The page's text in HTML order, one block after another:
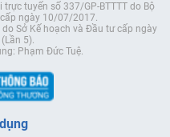
tuyến số 337/GP-BTTTT do Bộ
ngày 10/07/2017.
Sở Kế hoạch và Đầu tư cấp ngày
5).
Phạm Đức Tuệ.